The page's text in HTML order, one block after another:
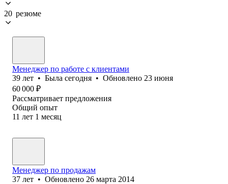
20 резюме
Менеджер по работе с клиентами
39 лет • Была сегодня • Обновлено 23 июня
60 000 ₽
Рассматривает предложения
Общий опыт
11 лет 1 месяц
Менеджер по продажам
37 лет • Обновлено 26 марта 2014